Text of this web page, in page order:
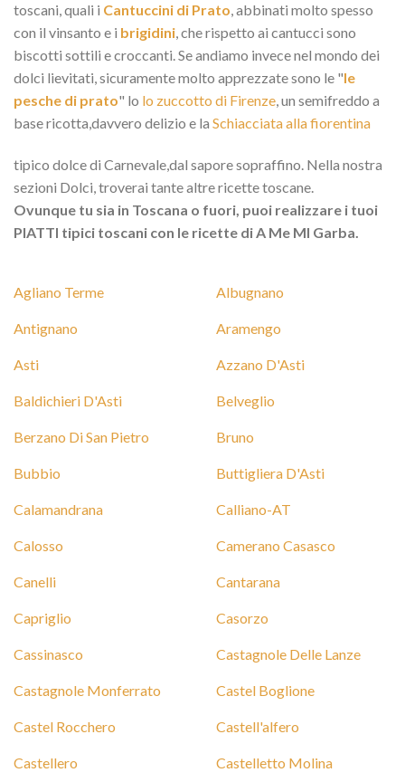
toscani, quali i Cantuccini di Prato, abbinati molto spesso
con il vinsanto e i brigidini, che rispetto ai cantucci sono
biscotti sottili e croccanti. Se andiamo invece nel mondo dei
dolci lievitati, sicuramente molto apprezzate sono le "le
pesche di prato" lo lo zuccotto di Firenze, un semifreddo a
base ricotta,davvero delizio e la Schiacciata alla fiorentina
tipico dolce di Carnevale,dal sapore sopraffino. Nella nostra
sezioni Dolci, troverai tante altre ricette toscane.
Ovunque tu sia in Toscana o fuori, puoi realizzare i tuoi
PIATTI tipici toscani con le ricette di A Me MI Garba.
Agliano Terme Albugnano
Antignano Aramengo
Asti Azzano D'Asti
Baldichieri D'Asti Belveglio
Berzano Di San Pietro Bruno
Bubbio Buttigliera D'Asti
Calamandrana Calliano-AT
Calosso Camerano Casasco
Canelli Cantarana
Capriglio Casorzo
Cassinasco Castagnole Delle Lanze
Castagnole Monferrato Castel Boglione
Castel Rocchero Castell'alfero
Castellero Castelletto Molina